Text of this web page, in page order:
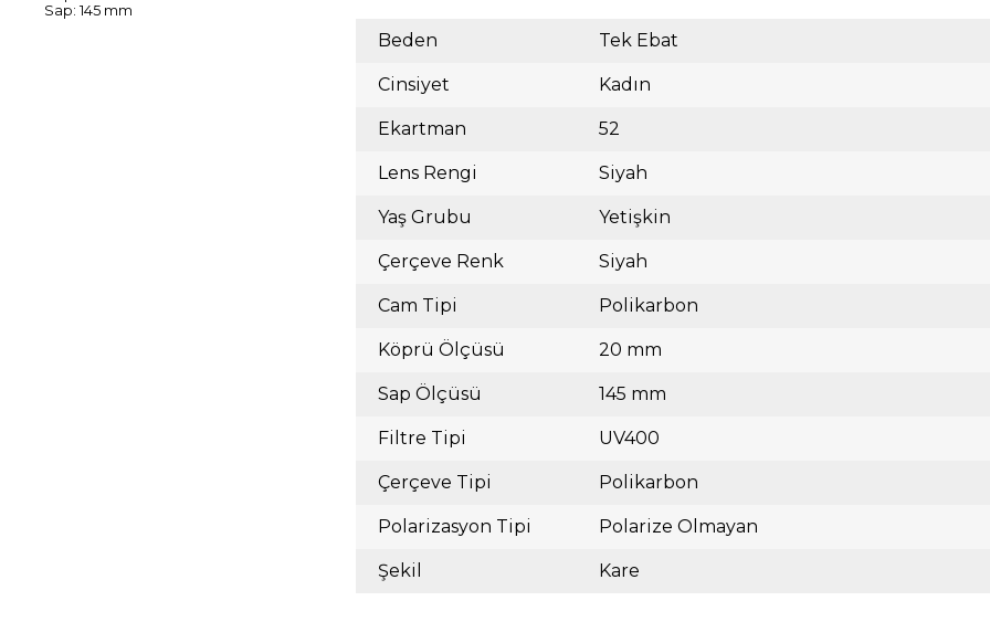
Sap: 145 mm
Beden Tek Ebat
Cinsiyet Kadın
Ekartman 52
Lens Rengi Siyah
Yaş Grubu Yetişkin
Çerçeve Renk Siyah
Cam Tipi Polikarbon
Köprü Ölçüsü 20 mm
Sap Ölçüsü 145 mm
Filtre Tipi UV400
Çerçeve Tipi Polikarbon
Polarizasyon Tipi Polarize Olmayan
Şekil Kare